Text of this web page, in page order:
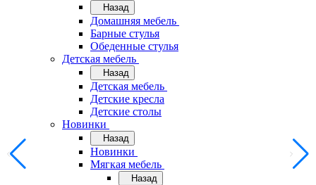
Назад
Домашняя мебель
Барные стулья
Обеденные стулья
Детская мебель
Назад
Детская мебель
Детские кресла
Детские столы
Новинки
Назад
Новинки
Мягкая мебель
Назад